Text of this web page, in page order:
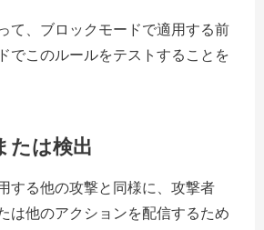
て、ブロックモードで適用する前
でこのルールをテストすることを
たは検出
する他の攻撃と同様に、攻撃者
は他のアクションを配信するため